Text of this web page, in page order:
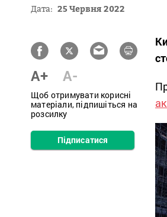
Дата: 25 Червня 2022
A+ A-
Щоб отримувати корисні
матеріали, підпишіться на
розсилку
Підписатися